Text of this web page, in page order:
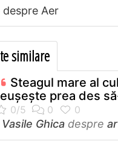
despre Aer
similare
Steagul mare al
prea des
Vasile Ghica despre